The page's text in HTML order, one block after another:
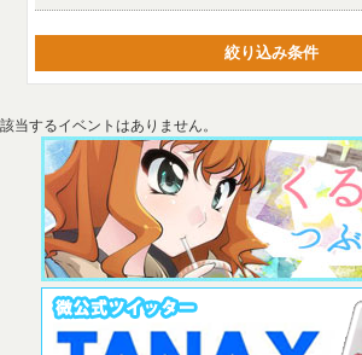
絞り込み条件
該当するイベントはありません。